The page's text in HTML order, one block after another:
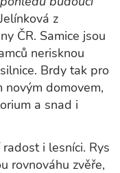
z
ČR. Samice jsou
nerisknou
Brdy tak pro
domovem,
a snad i
i lesníci. Rys
rovnováhu zvěře,